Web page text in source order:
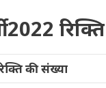
की संख्या